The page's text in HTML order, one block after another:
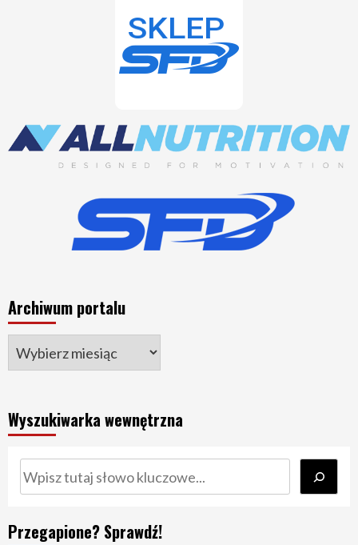
Archiwum portalu
Wyszukiwarka wewnętrzna
Szukaj
Przegapione? Sprawdź!